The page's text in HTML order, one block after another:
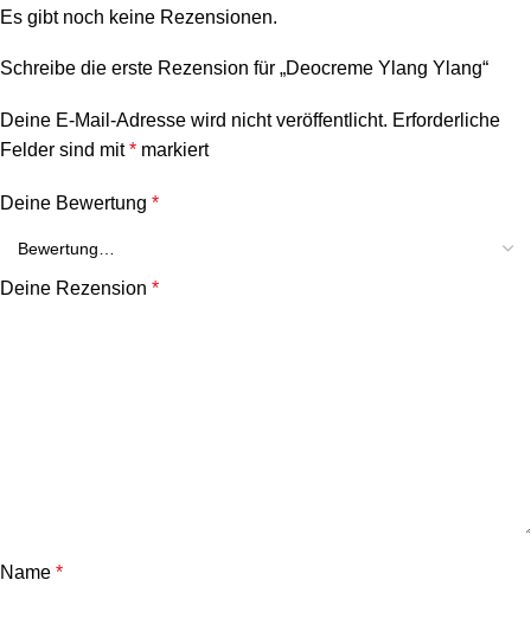
Es gibt noch keine Rezensionen.
Schreibe die erste Rezension für „Deocreme Ylang Ylang“
Deine E-Mail-Adresse wird nicht veröffentlicht. Erforderliche
Felder sind mit* markiert
Deine Bewertung *
Deine Rezension *
Name *